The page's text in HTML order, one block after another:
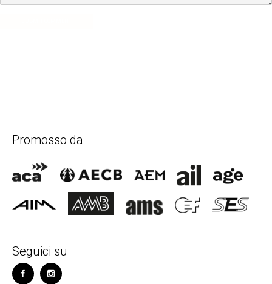
Promosso da
Seguici su